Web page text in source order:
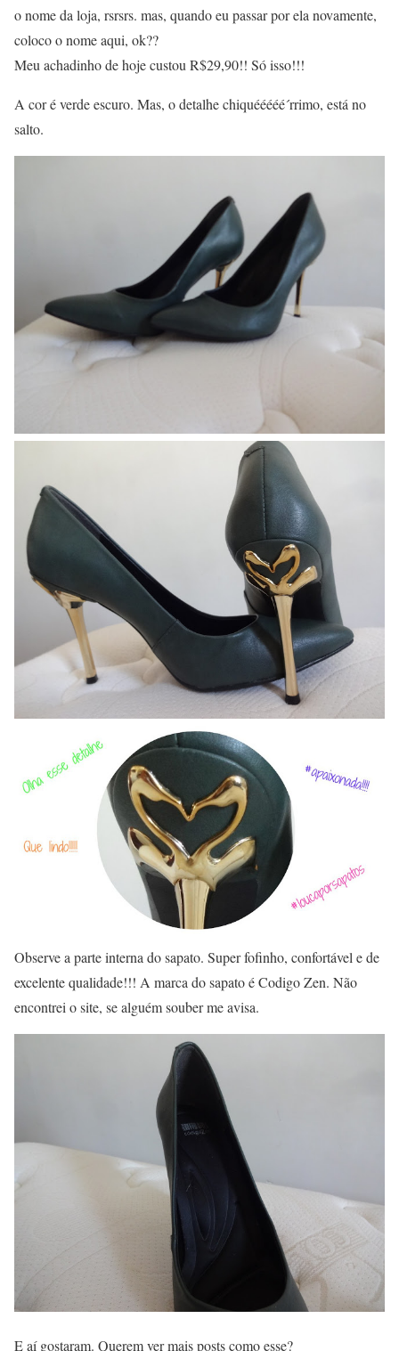
o nome da loja, rsrsrs. mas, quando eu passar por ela novamente,
coloco o nome aqui, ok??
Meu achadinho de hoje custou R$29,90!! Só isso!!!
A cor é verde escuro. Mas, o detalhe chiquééééé´rrimo, está no
salto.
Observe a parte interna do sapato. Super fofinho, confortável e de
excelente qualidade!!! A marca do sapato é Codigo Zen. Não
encontrei o site, se alguém souber me avisa.
E aí gostaram. Querem ver mais posts como esse?